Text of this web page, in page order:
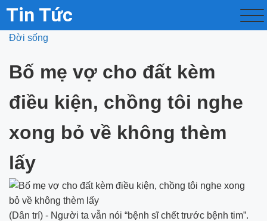
Tin Tức
Đời sống
Bố mẹ vợ cho đất kèm
điều kiện, chồng tôi nghe
xong bỏ về không thèm
lấy
(Dân trí) - Người ta vẫn nói “bệnh sĩ chết trước bệnh tim”.